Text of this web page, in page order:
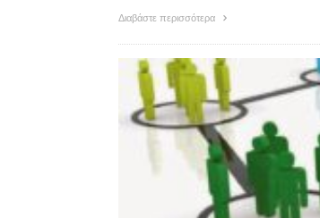
Διαβάστε περισσότερα